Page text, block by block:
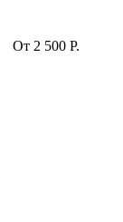
От 2 500 Р.